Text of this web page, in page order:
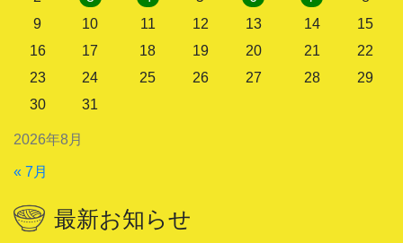
2026年8月
9
10 11 12 13 14
15
16
17 18 19 20 21
22
23
24 25 26 27 28
29
30
31
« 7月
最新お知らせ